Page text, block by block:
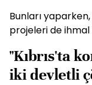
Bunları
projeleri de
"Kıbrıs'ta
iki devletli